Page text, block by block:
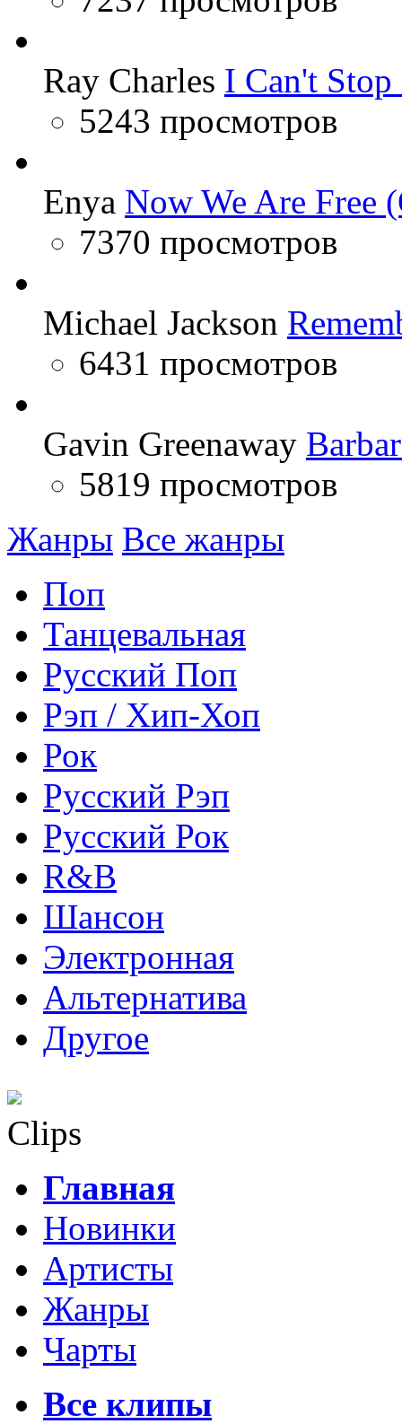
Ray Charles I Can't
5243 просмотров
Enya Now We Are Free
7370 просмотров
Michael Jackson
6431 просмотров
Gavin Greenaway
5819 просмотров
Жанры Все жанры
Поп
Танцевальная
Русский Поп
Рэп / Хип-Хоп
Рок
Русский Рэп
Русский Рок
R&B
Шансон
Электронная
Альтернатива
Другое
Clips
Главная
Новинки
Артисты
Жанры
Чарты
Все клипы